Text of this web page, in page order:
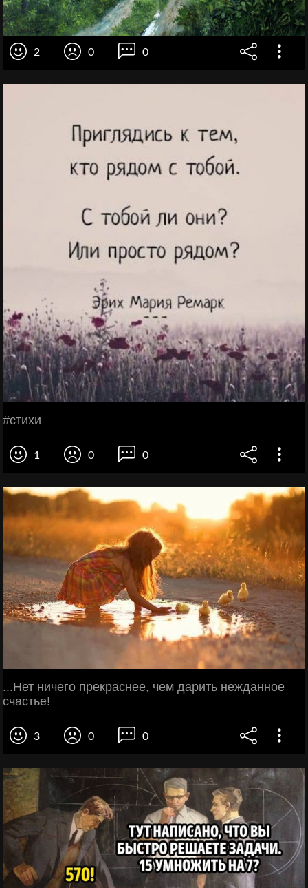
2 0 0
#стихи
1 0 0
...Нет ничего прекраснее, чем дарить нежданное
счастье!
3 0 0